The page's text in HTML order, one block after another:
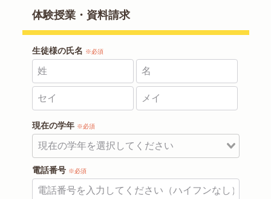
体験授業・資料請求
生徒様の氏名 ※必須
現在の学年 ※必須
電話番号 ※必須